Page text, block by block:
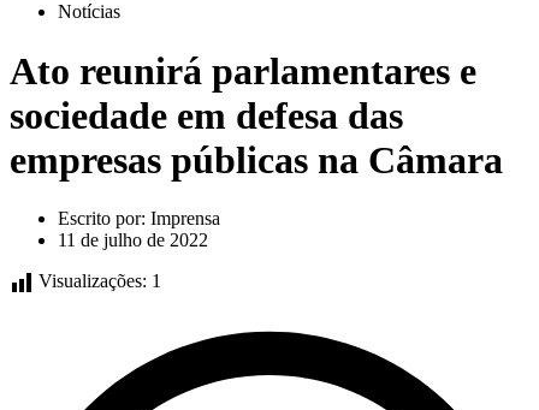
Notícias
Ato reunirá parlamentares e
sociedade em defesa das
empresas públicas na Câmara
Escrito por: Imprensa
11 de julho de 2022
Visualizações: 1